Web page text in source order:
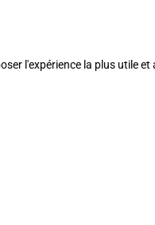
l'expérience la plus utile